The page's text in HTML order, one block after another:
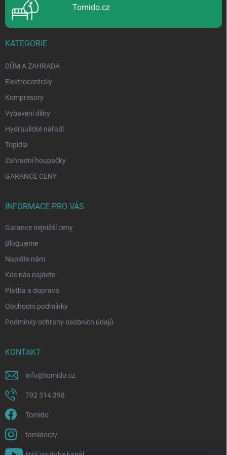
Tomido.cz
KATEGORIE
DŮM A ZAHRADA
Elektrocentrály
Kompresory
Vybavení dílny
Hydraulické nářadí
Topidla
Zahradní houpačky
GARANCE CENY
INFORMACE PRO VÁS
Garance nejnižší ceny
Blogujeme
Napište nám
Kde nás najdete
Platba a doprava
Obchodní podmínky
Podmínky ochrany osobních údajů
KONTAKT
info@tomido.cz
792 314 398
Tomido
tomidocz/